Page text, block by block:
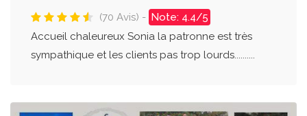
(70 Avis) - Note: 4.4/5
Accueil chaleureux Sonia la patronne est très
sympathique et les clients pas trop lourds..........